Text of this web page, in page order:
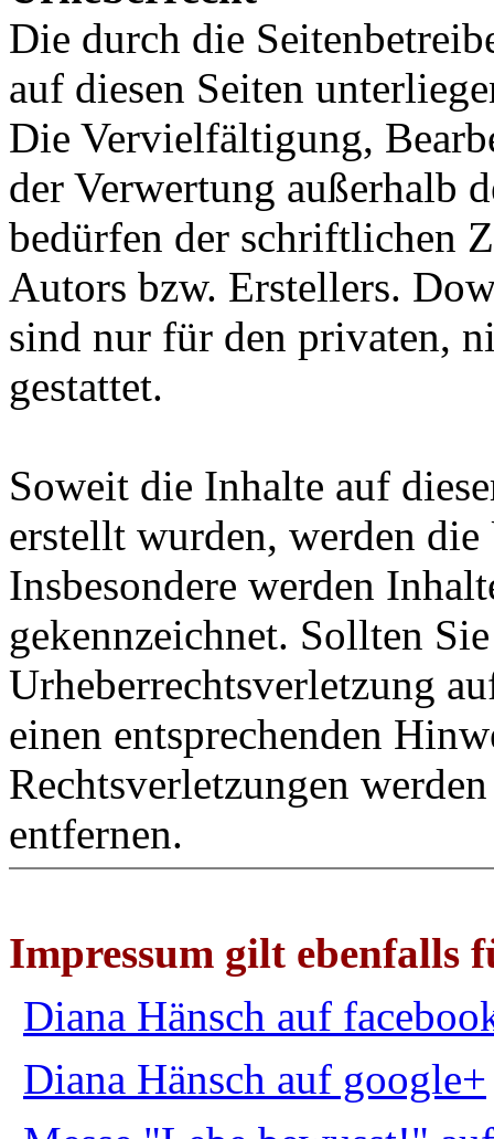
Die durch die
auf diesen Seiten
Die Vervielfältigung,
der Verwertung außerhalb
bedürfen der schriftlichen
Autors bzw. Erstellers.
sind nur für den privaten,
gestattet.
Soweit die Inhalte auf
erstellt wurden, werden
Insbesondere werden
gekennzeichnet. Sollten
Urheberrechtsverletzung
einen entsprechenden
Rechtsverletzungen
entfernen.
Impressum gilt ebenfalls
Diana Hänsch auf
Diana Hänsch auf google+